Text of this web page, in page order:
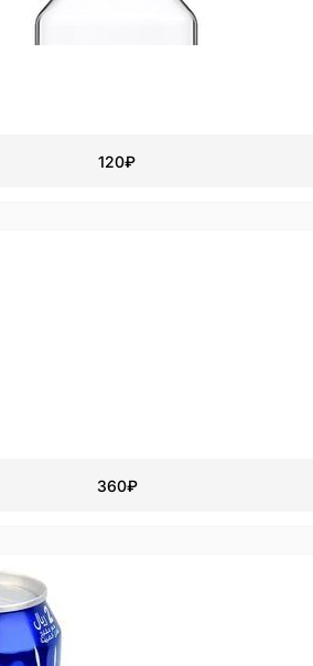
120₽
360₽